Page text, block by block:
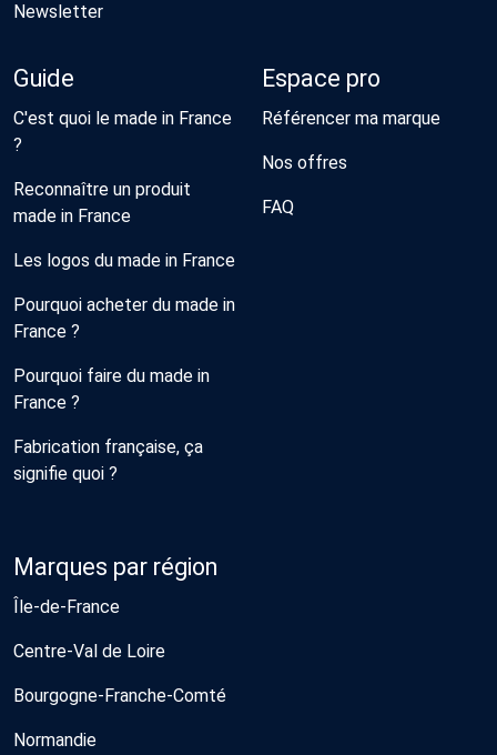
Newsletter
Guide
C'est quoi le made in France
?
Reconnaître un produit
made in France
Les logos du made in France
Pourquoi acheter du made in
France ?
Pourquoi faire du made in
France ?
Fabrication française, ça
signifie quoi ?
Espace pro
Référencer ma marque
Nos offres
FAQ
Marques par région
Île-de-France
Centre-Val de Loire
Bourgogne-Franche-Comté
Normandie